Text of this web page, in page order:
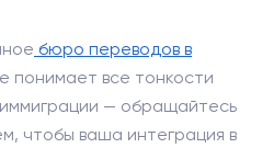
бюро переводов в
понимает все тонкости
— обращайтесь
чтобы ваша интеграция в